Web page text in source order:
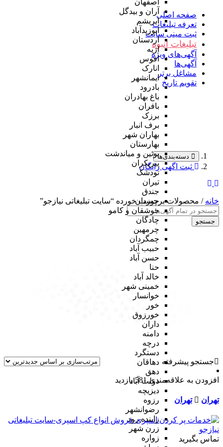
اصفهان
آران و بیدگل
ابریشم
ابوزیدآباد
اردستان
اژیه
افوس
انارک
ایمانشهر
بادرود
باغ بهادران
بافران
برزک
برف انبار
بهاران شهر
بهارستان
بوئین و میاندشت
پیربکران
تودشک
تیران
جندق
جوزدان
جوشقان و کامو
چادگان
چرمهین
چمگردان
حبیب آباد
حسن آباد
حنا
خالد آباد
خمینی شهر
خوانسار
خور
خورزوق
داران
دامنه
درچه
دستگرد
دهاقان
دهق
دولت آباد
دیزیچه
رزوه
رضوانشهر
زاینده رود
زرن شهر
زواره
صفحه اصلی
تعرفه تبلیغات
ثبت مینی سایت
تبلیغات انبوه
آگهی‌های ویژه
آگهی‌ها
مشاغل برتر
تقویم تاریخ
دسته‌بندی‌ها
ثبت اگهی رایگان
خانه / محصولات برچسب خورده “سایت تبلیغاتی نیازجو”
جستجو
جستجو پیشرفته
افزودن به علاقه‌مندی 581 بازدید
تهران تهران
تماس بگیرید